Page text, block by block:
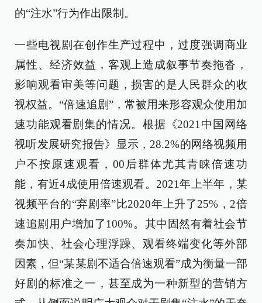
的“注水”行为作出限制。
一些电视剧在创作生产过程中，过度强调商业
属性、经济效益，客观上造成叙事节奏拖沓，
影响观看审美等问题，损害的是人民群众的收
视权益。“倍速追剧”，常被用来形容观众使用加
速功能观看剧集的情况。根据《2021中国网络
视听发展研究报告》显示，28.2%的网络视频用
户不按原速观看，00后群体尤其青睐倍速功
能，有近4成使用倍速观看。2021年上半年，某
视频平台的“弃剧率”比2020年上升了25%，2倍
速追剧用户增加了100%。其中固然有着社会节
奏加快、社会心理浮躁、观看终端变化等外部
因素，但“某某剧不适合倍速观看”成为衡量一部
好剧的标准之一，甚至成为一种新型的营销方